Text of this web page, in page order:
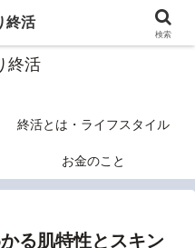
れこれ
終活
終活とは・ライフスタイル
お金のこと
る肌特性とスキン
終活
検索